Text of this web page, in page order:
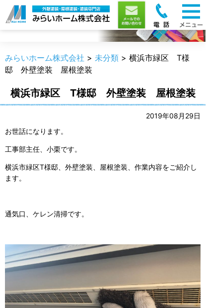
職人のうんちく
みらいホーム株式会社 > 未分類 > 横浜市緑区 T様
邸 外壁塗装 屋根塗装
横浜市緑区 T様邸 外壁塗装 屋根塗装
2019年08月29日
お世話になります。
工事部主任、小栗です。
横浜市緑区T様邸、外壁塗装、屋根塗装、作業内容をご紹介し
ます。
通気口、ケレン清掃です。